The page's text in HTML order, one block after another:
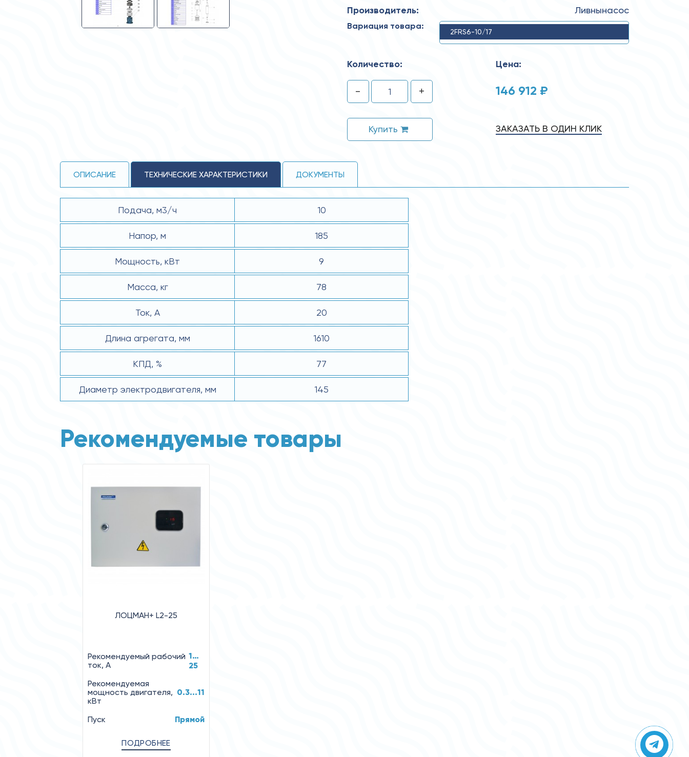
Производитель: Ливнынасос
Вариация товара:
2FRS6-10/17
Количество:
- +
Купить
Цена:
146 912 ₽
ЗАКАЗАТЬ В ОДИН КЛИК
ОПИСАНИЕ ТЕХНИЧЕСКИЕ ХАРАКТЕРИСТИКИ ДОКУМЕНТЫ
Подача, м3/ч 10
Напор, м 185
Мощность, кВт 9
Масса, кг 78
Ток, А 20
Длина агрегата, мм 1610
КПД, % 77
Диаметр электродвигателя, мм 145
Рекомендуемые товары
ЛОЦМАН+ L2-25
Рекомендуемый рабочий
ток, А
1…
25
Рекомендуемая
мощность двигателя,
кВт
0.3...11
Пуск Прямой
ПОДРОБНЕЕ